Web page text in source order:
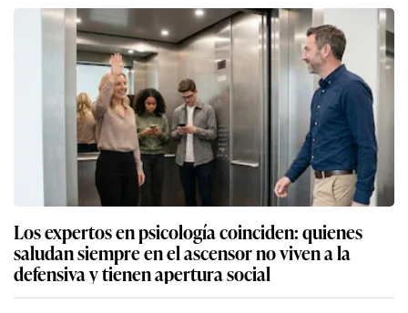
Los expertos en psicología coinciden: quienes
saludan siempre en el ascensor no viven a la
defensiva y tienen apertura social